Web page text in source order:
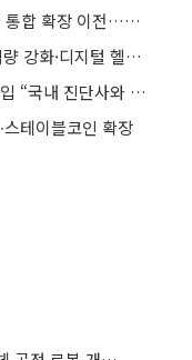
랩지노믹스, 판교 코리아바이오파크로 통합 확장 이전…"제2의 도약"
랩지노믹스, 신규 CI 공개…"마케팅 역량 강화·디지털 헬스케어 가속화"
랩지노믹스, 제놀루션 장비 美 법인 도입 “국내 진단사와 시너지…프로세스 간소화로 경쟁력 강화”
스테이블코인 확장